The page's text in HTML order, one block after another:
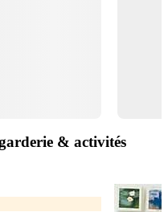
& activités